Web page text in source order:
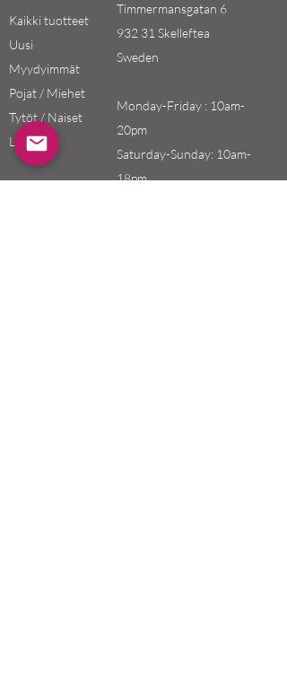
Kaikki tuotteet
Uusi
Myydyimmät
Pojat / Miehet
Tytöt / Naiset
Lapset
Timmermansgatan 6
932 31 Skelleftea
Sweden
Monday-Friday : 10am-
20pm
Saturday-Sunday: 10am-
18pm